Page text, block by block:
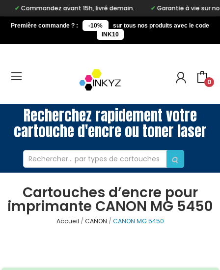
avant 15h, livré demain. Garantie à vie sur notre
Première commande ? : -10%
sur tous nos produits avec le code
INK10
0
Recherchez rapidement votre
cartouche d'encre ou toner laser
Cartouches d’encre pour
imprimante CANON MG 5450
Accueil CANON CANON MG 5450